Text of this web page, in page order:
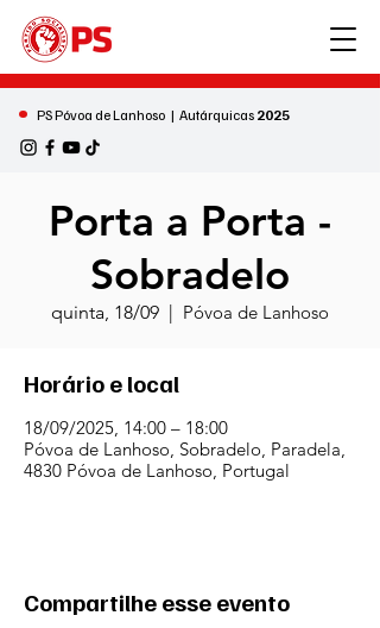
• PS Póvoa de Lanhoso | Autárquicas 2025
Porta a Porta -
Sobradelo
quinta, 18/09
  |
Póvoa de Lanhoso
Horário e local
18/09/2025, 14:00 – 18:00
Póvoa de Lanhoso, Sobradelo, Paradela,
4830 Póvoa de Lanhoso, Portugal
Compartilhe esse evento